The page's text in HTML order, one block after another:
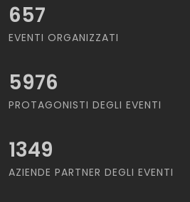
657
EVENTI ORGANIZZATI
5976
PROTAGONISTI DEGLI EVENTI
1349
AZIENDE PARTNER DEGLI EVENTI